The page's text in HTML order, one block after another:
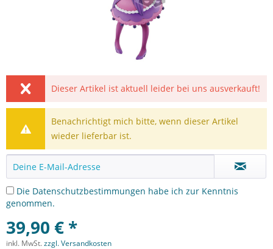
Dieser Artikel ist aktuell leider bei uns ausverkauft!
Benachrichtigt mich bitte, wenn dieser Artikel
wieder lieferbar ist.
Die Datenschutzbestimmungen habe ich zur Kenntnis
genommen.
39,90 € *
inkl. MwSt.zzgl. Versandkosten